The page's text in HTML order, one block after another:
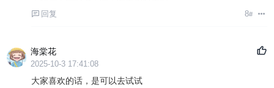
回复 8#
海棠花
2025-10-3 17:41:08
大家喜欢的话，是可以去试试